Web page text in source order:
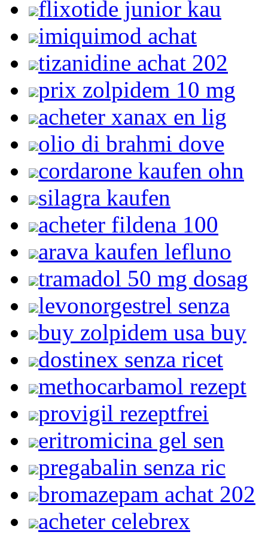
flixotide junior kau
imiquimod achat
tizanidine achat 202
prix zolpidem 10 mg
acheter xanax en lig
olio di brahmi dove
cordarone kaufen ohn
silagra kaufen
acheter fildena 100
arava kaufen lefluno
tramadol 50 mg dosag
levonorgestrel senza
buy zolpidem usa buy
dostinex senza ricet
methocarbamol rezept
provigil rezeptfrei
eritromicina gel sen
pregabalin senza ric
bromazepam achat 202
acheter celebrex